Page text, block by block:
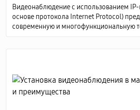
преимущества
Видеонаблюдение с использованием
основе протокола Internet Protocol)
современную и многофункциональную
мониторинга и записи